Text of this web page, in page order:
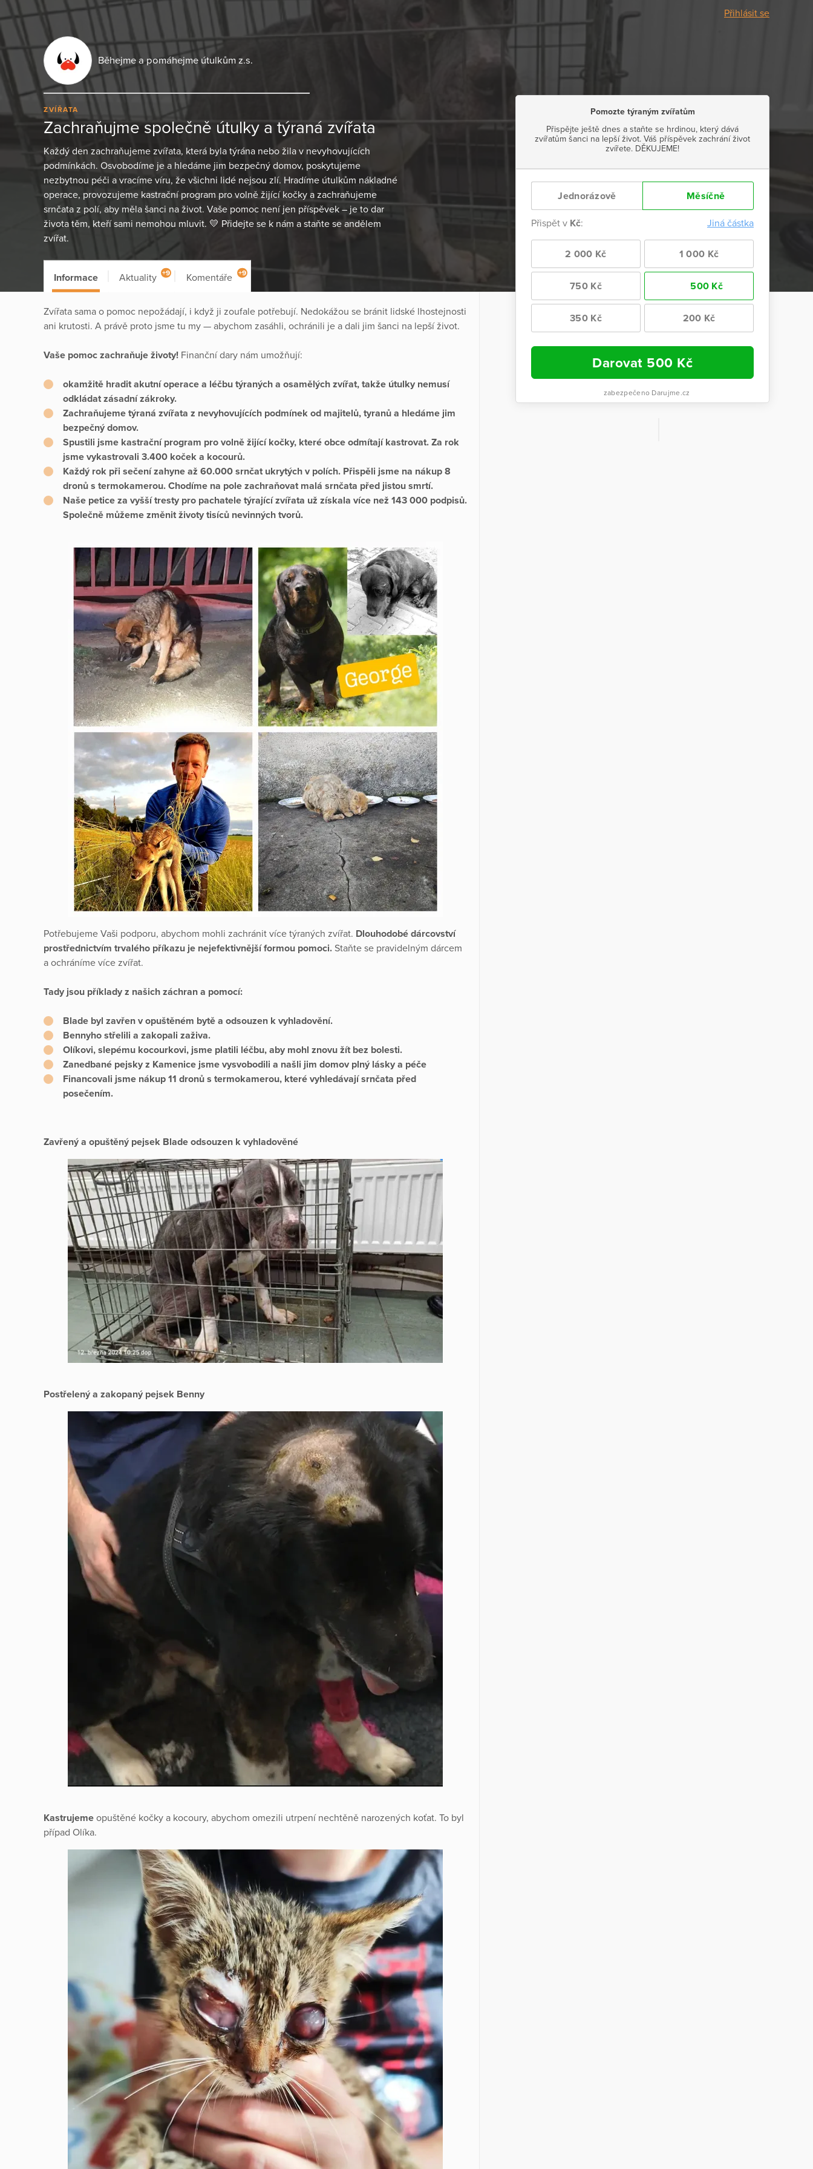
Přihlásit se
Běhejme a pomáhejme útulkům z.s.
ZVÍŘATA
Zachraňujme společně útulky a týraná zvířata
Každý den zachraňujeme zvířata, která byla týrána nebo žila v nevyhovujících
podmínkách. Osvobodíme je a hledáme jim bezpečný domov, poskytujeme
nezbytnou péči a vracíme víru, že všichni lidé nejsou zlí. Hradíme útulkům nákladné
operace, provozujeme kastrační program pro volně žijící kočky a zachraňujeme
srnčata z polí, aby měla šanci na život. Vaše pomoc není jen příspěvek – je to dar
života těm, kteří sami nemohou mluvit. 💛 Přidejte se k nám a staňte se andělem
zvířat.
Pomozte týraným zvířatům
Přispějte ještě dnes a staňte se hrdinou, který dává
zvířatům šanci na lepší život. Váš příspěvek zachrání život
zvířete. DĚKUJEME!
Jednorázově Měsíčně
Přispět v Kč: Jiná částka
2 000 Kč 1 000 Kč
750 Kč 500 Kč
350 Kč 200 Kč
Darovat 500 Kč
zabezpečeno Darujme.cz
Informace Aktuality +9 Komentáře +9
Zvířata sama o pomoc nepožádají, i když ji zoufale potřebují. Nedokážou se bránit lidské lhostejnosti
ani krutosti. A právě proto jsme tu my — abychom zasáhli, ochránili je a dali jim šanci na lepší život.
Vaše pomoc zachraňuje životy! Finanční dary nám umožňují:
okamžitě hradit akutní operace a léčbu týraných a osamělých zvířat, takže útulky nemusí
odkládat zásadní zákroky.
Zachraňujeme týraná zvířata z nevyhovujících podmínek od majitelů, tyranů a hledáme jim
bezpečný domov.
Spustili jsme kastrační program pro volně žijící kočky, které obce odmítají kastrovat. Za rok
jsme vykastrovali 3.400 koček a kocourů.
Každý rok při sečení zahyne až 60.000 srnčat ukrytých v polích. Přispěli jsme na nákup 8
dronů s termokamerou. Chodíme na pole zachraňovat malá srnčata před jistou smrtí.
Naše petice za vyšší tresty pro pachatele týrající zvířata už získala více než 143 000 podpisů.
Společně můžeme změnit životy tisíců nevinných tvorů.
Potřebujeme Vaši podporu, abychom mohli zachránit více týraných zvířat. Dlouhodobé dárcovství
prostřednictvím trvalého příkazu je nejefektivnější formou pomoci. Staňte se pravidelným dárcem
a ochráníme více zvířat.
Tady jsou příklady z našich záchran a pomocí:
Blade byl zavřen v opuštěném bytě a odsouzen k vyhladovění.
Bennyho střelili a zakopali zaživa.
Olíkovi, slepému kocourkovi, jsme platili léčbu, aby mohl znovu žít bez bolesti.
Zanedbané pejsky z Kamenice jsme vysvobodili a našli jim domov plný lásky a péče
Financovali jsme nákup 11 dronů s termokamerou, které vyhledávají srnčata před
posečením.
Zavřený a opuštěný pejsek Blade odsouzen k vyhladověné
Postřelený a zakopaný pejsek Benny
Kastrujeme opuštěné kočky a kocoury, abychom omezili utrpení nechtěně narozených koťat. To byl
případ Olíka.